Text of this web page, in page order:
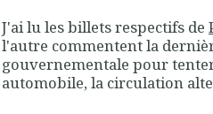
J'ai lu les billets respectifs de
l'autre commentent la
gouvernementale pour
automobile, la circulation